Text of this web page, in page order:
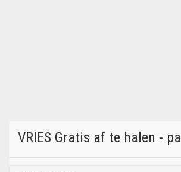
VRIES Gratis af te halen -